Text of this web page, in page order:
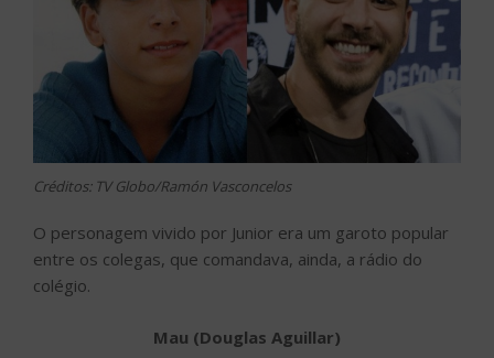
Créditos: TV Globo/Ramón Vasconcelos
O personagem vivido por Junior era um garoto popular
entre os colegas, que comandava, ainda, a rádio do
colégio.
Mau (Douglas Aguillar)